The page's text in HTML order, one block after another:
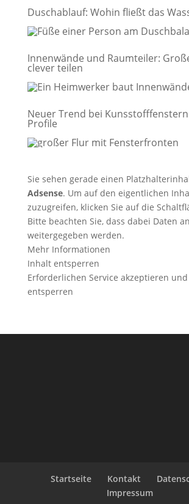
Duschablauf: Wohin fließt das
Innenwände und Raumteiler:
clever teilen
Neuer Trend bei
Profile
Sie sehen gerade einen
Adsense. Um auf den eigentlichen
zuzugreifen, klicken Sie auf die
Bitte beachten Sie, dass dabei Daten
weitergegeben werden.
Mehr Informationen
Inhalt entsperren
Erforderlichen Service akzeptieren
entsperren
Startseite Kontakt
Impressum